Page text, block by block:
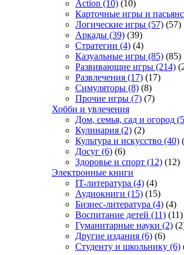
Action (10) (10)
Карточные игры и
Логические игры (57) (57)
Аркады (39) (39)
Стратегии (4) (4)
Казуальные игры (85) (85)
Развивающие игры (214)
Развлечения (17) (17)
Симуляторы (8) (8)
Прочие игры (7) (7)
Хобби и увлечения
Дом, семья, сад и огород
Кулинария (2) (2)
Культура и искусство (40)
Досуг (6) (6)
Здоровье и спорт (12) (12)
Электронные книги
IT-литература (4) (4)
Аудиокниги (15) (15)
Бизнес-литература (4) (4)
Воспитание детей (11) (11)
Гуманитарные науки (2)
Другие издания (6) (6)
Студенту и школьнику (6)